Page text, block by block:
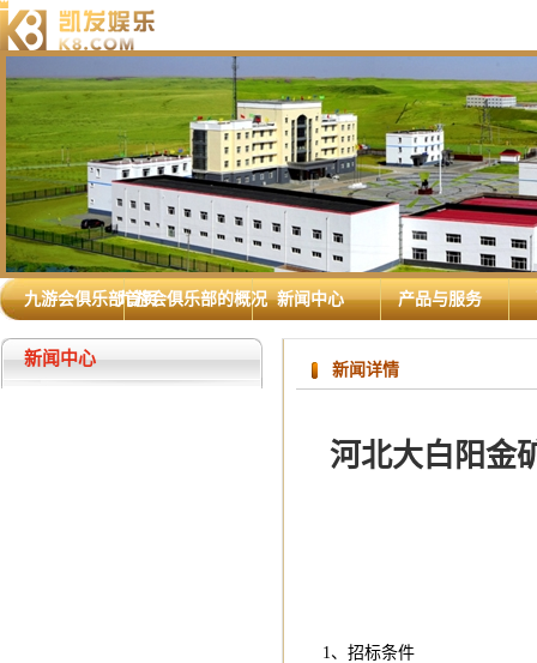
九游会俱乐部首页九游会俱乐部的概况 新闻中心 产品与服务
新闻中心
新闻详情
河北大白阳金
1、招标条件